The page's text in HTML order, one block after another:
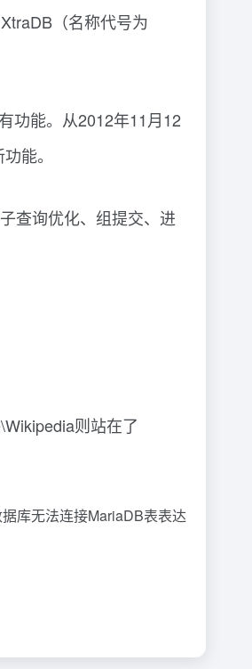
（名称代号为
功能。从2012年11月12
能。
查询优化、组提交、进
则站在了
库无法连接MariaDB表表达